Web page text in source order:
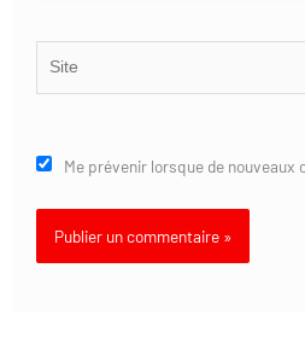
Me prévenir lorsque de